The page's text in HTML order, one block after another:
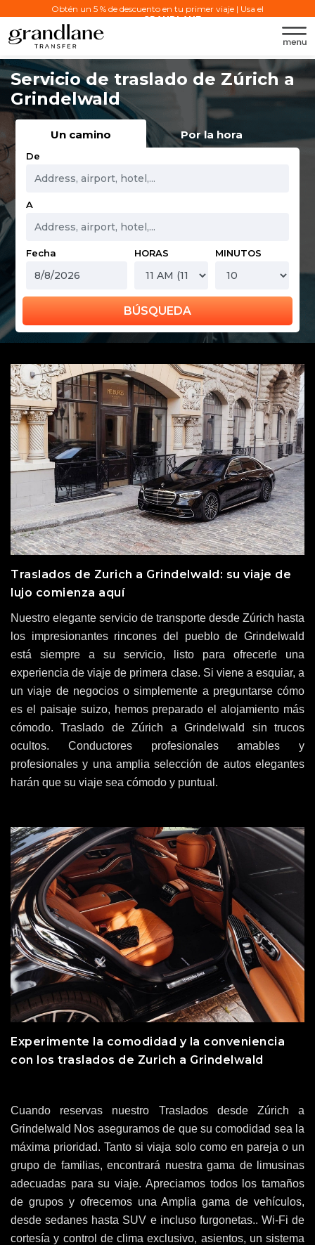
Obtén un 5 % de descuento en tu primer viaje | Usa el
código:GRANDLANE
Servicio de traslado de Zúrich a
Grindelwald
Un camino Por la hora
De
A
Fecha HORAS MINUTOS
BÚSQUEDA
Traslados de Zurich a Grindelwald: su viaje de
lujo comienza aquí
Nuestro elegante servicio de transporte desde Zúrich hasta
los impresionantes rincones del pueblo de Grindelwald
está siempre a su servicio, listo para ofrecerle una
experiencia de viaje de primera clase. Si viene a esquiar, a
un viaje de negocios o simplemente a preguntarse cómo
es el paisaje suizo, hemos preparado el alojamiento más
cómodo. Traslado de Zúrich a Grindelwald sin trucos
ocultos. Conductores profesionales amables y
profesionales y una amplia selección de autos elegantes
harán que su viaje sea cómodo y puntual.
Experimente la comodidad y la conveniencia
con los traslados de Zurich a Grindelwald
Cuando reservas nuestro Traslados desde Zúrich a
Grindelwald Nos aseguramos de que su comodidad sea la
máxima prioridad. Tanto si viaja solo como en pareja o un
grupo de familias, encontrará nuestra gama de limusinas
adecuadas para su viaje. Apreciamos todos los tamaños
de grupos y ofrecemos una Amplia gama de vehículos,
desde sedanes hasta SUV e incluso furgonetas.. Wi-Fi de
cortesía y control de clima exclusivo, asientos, un sistema